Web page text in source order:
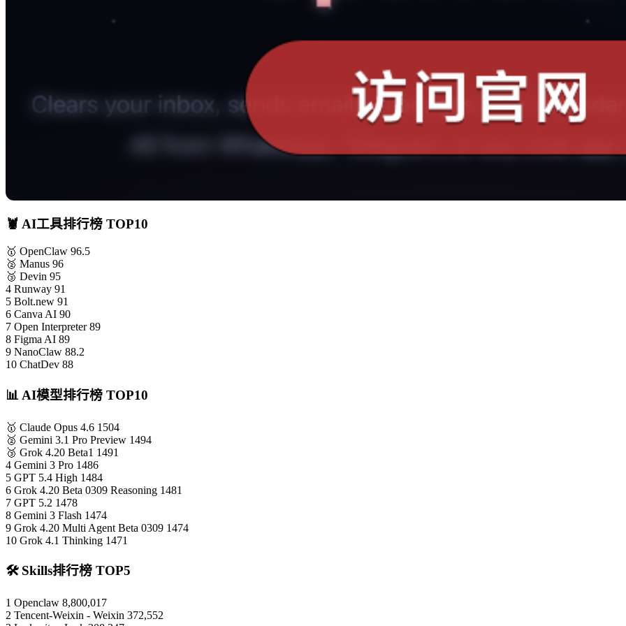
🦞 AI工具排行榜 TOP10
🥇 OpenClaw 96.5
🥈 Manus 96
🥉 Devin 95
4 Runway 91
5 Bolt.new 91
6 Canva AI 90
7 Open Interpreter 89
8 Figma AI 89
9 NanoClaw 88.2
10 ChatDev 88
📊 AI模型排行榜 TOP10
🥇 Claude Opus 4.6 1504
🥈 Gemini 3.1 Pro Preview 1494
🥉 Grok 4.20 Beta1 1491
4 Gemini 3 Pro 1486
5 GPT 5.4 High 1484
6 Grok 4.20 Beta 0309 Reasoning 1481
7 GPT 5.2 1478
8 Gemini 3 Flash 1474
9 Grok 4.20 Multi Agent Beta 0309 1474
10 Grok 4.1 Thinking 1471
🛠️ Skills排行榜 TOP5
1 Openclaw 8,800,017
2 Tencent-Weixin - Weixin 372,552